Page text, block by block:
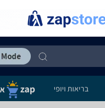
בריאות ויופי